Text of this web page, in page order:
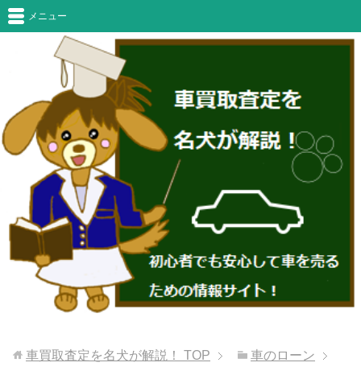
メニュー
車買取査定を名犬が解説！ TOP 車のローン